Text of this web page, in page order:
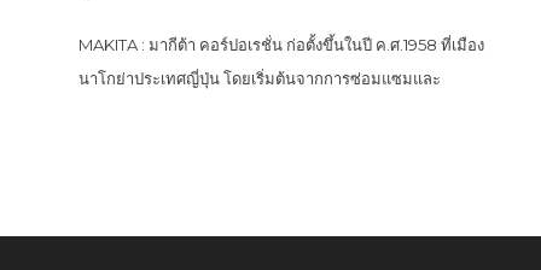
MAKITA : มากีต้า คอร์ปอเรชั่น ก่อตั้งขึ้นในปี ค.ศ.1958 ที่เมือง
นาโกย่าประเทศญี่ปุ่น โดยเริ่มต้นจากการซ่อมแซมและ